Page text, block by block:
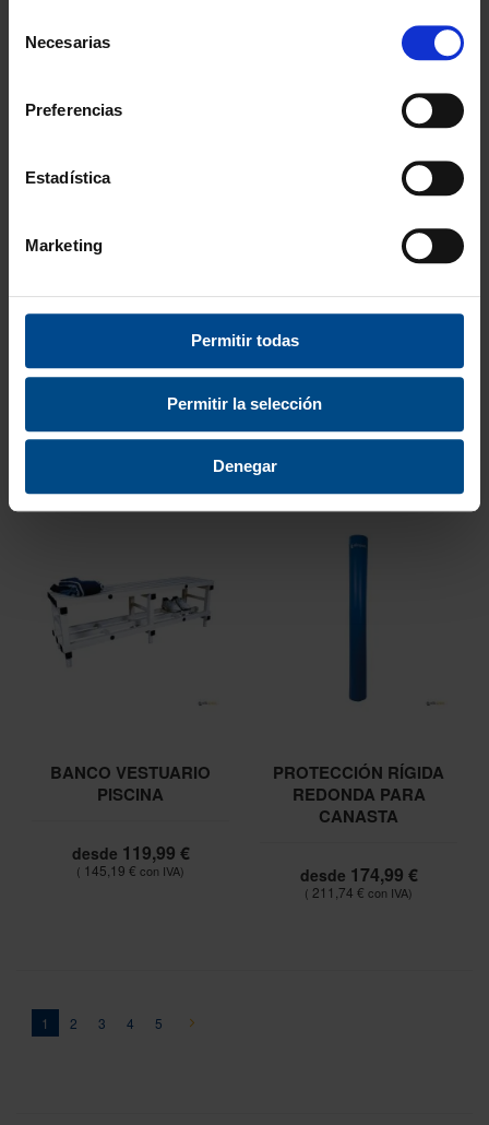
Necesarias
Preferencias
Estadística
Marketing
Permitir todas
Permitir la selección
Denegar
RED BÁDMINTON
24,99 €
MARCADOR
25,99 €
31,45 €
BANCO VESTUARIO
PISCINA
desde 119,99 €
145,19 €
PROTECCIÓN RÍGIDA
REDONDA PARA
CANASTA
desde 174,99 €
211,74 €
Página
You're currently reading page
1 Página
2 Página
3 Página
4 Página
5